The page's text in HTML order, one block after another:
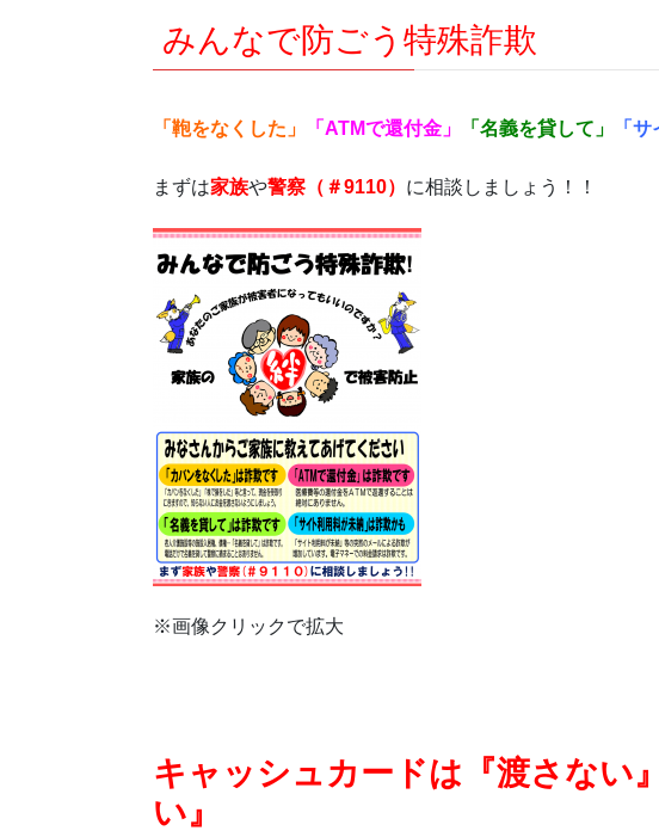
みんなで防ごう特殊詐欺
「鞄をなくした」 「ATMで還付金」 「名義を貸して」 「
まずは家族や警察（＃9110） に相談しましょう！！
※画像クリックで拡大
キャッシュカードは『渡さない
い』